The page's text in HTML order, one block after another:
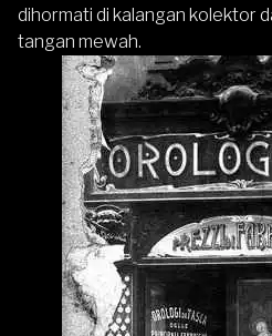
dihormati di kalangan kolektor
tangan mewah.